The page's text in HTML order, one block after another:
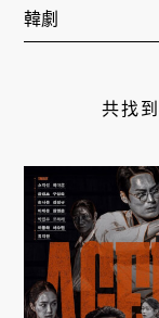
共找